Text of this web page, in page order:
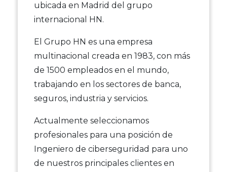
ubicada en Madrid del grupo
internacional HN.
El Grupo HN es una empresa
multinacional creada en 1983, con más
de 1500 empleados en el mundo,
trabajando en los sectores de banca,
seguros, industria y servicios.
Actualmente seleccionamos
profesionales para una posición de
Ingeniero de ciberseguridad para uno
de nuestros principales clientes en